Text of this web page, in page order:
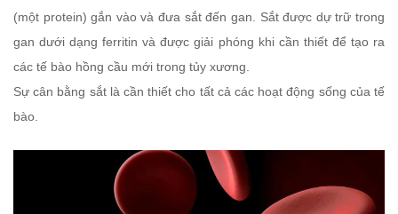
(một protein) gắn vào và đưa sắt đến gan. Sắt được dự trữ trong
gan dưới dạng ferritin và được giải phóng khi cần thiết để tạo ra
các tế bào hồng cầu mới trong tủy xương.
Sự cân bằng sắt là cần thiết cho tất cả các hoạt động sống của tế
bào.